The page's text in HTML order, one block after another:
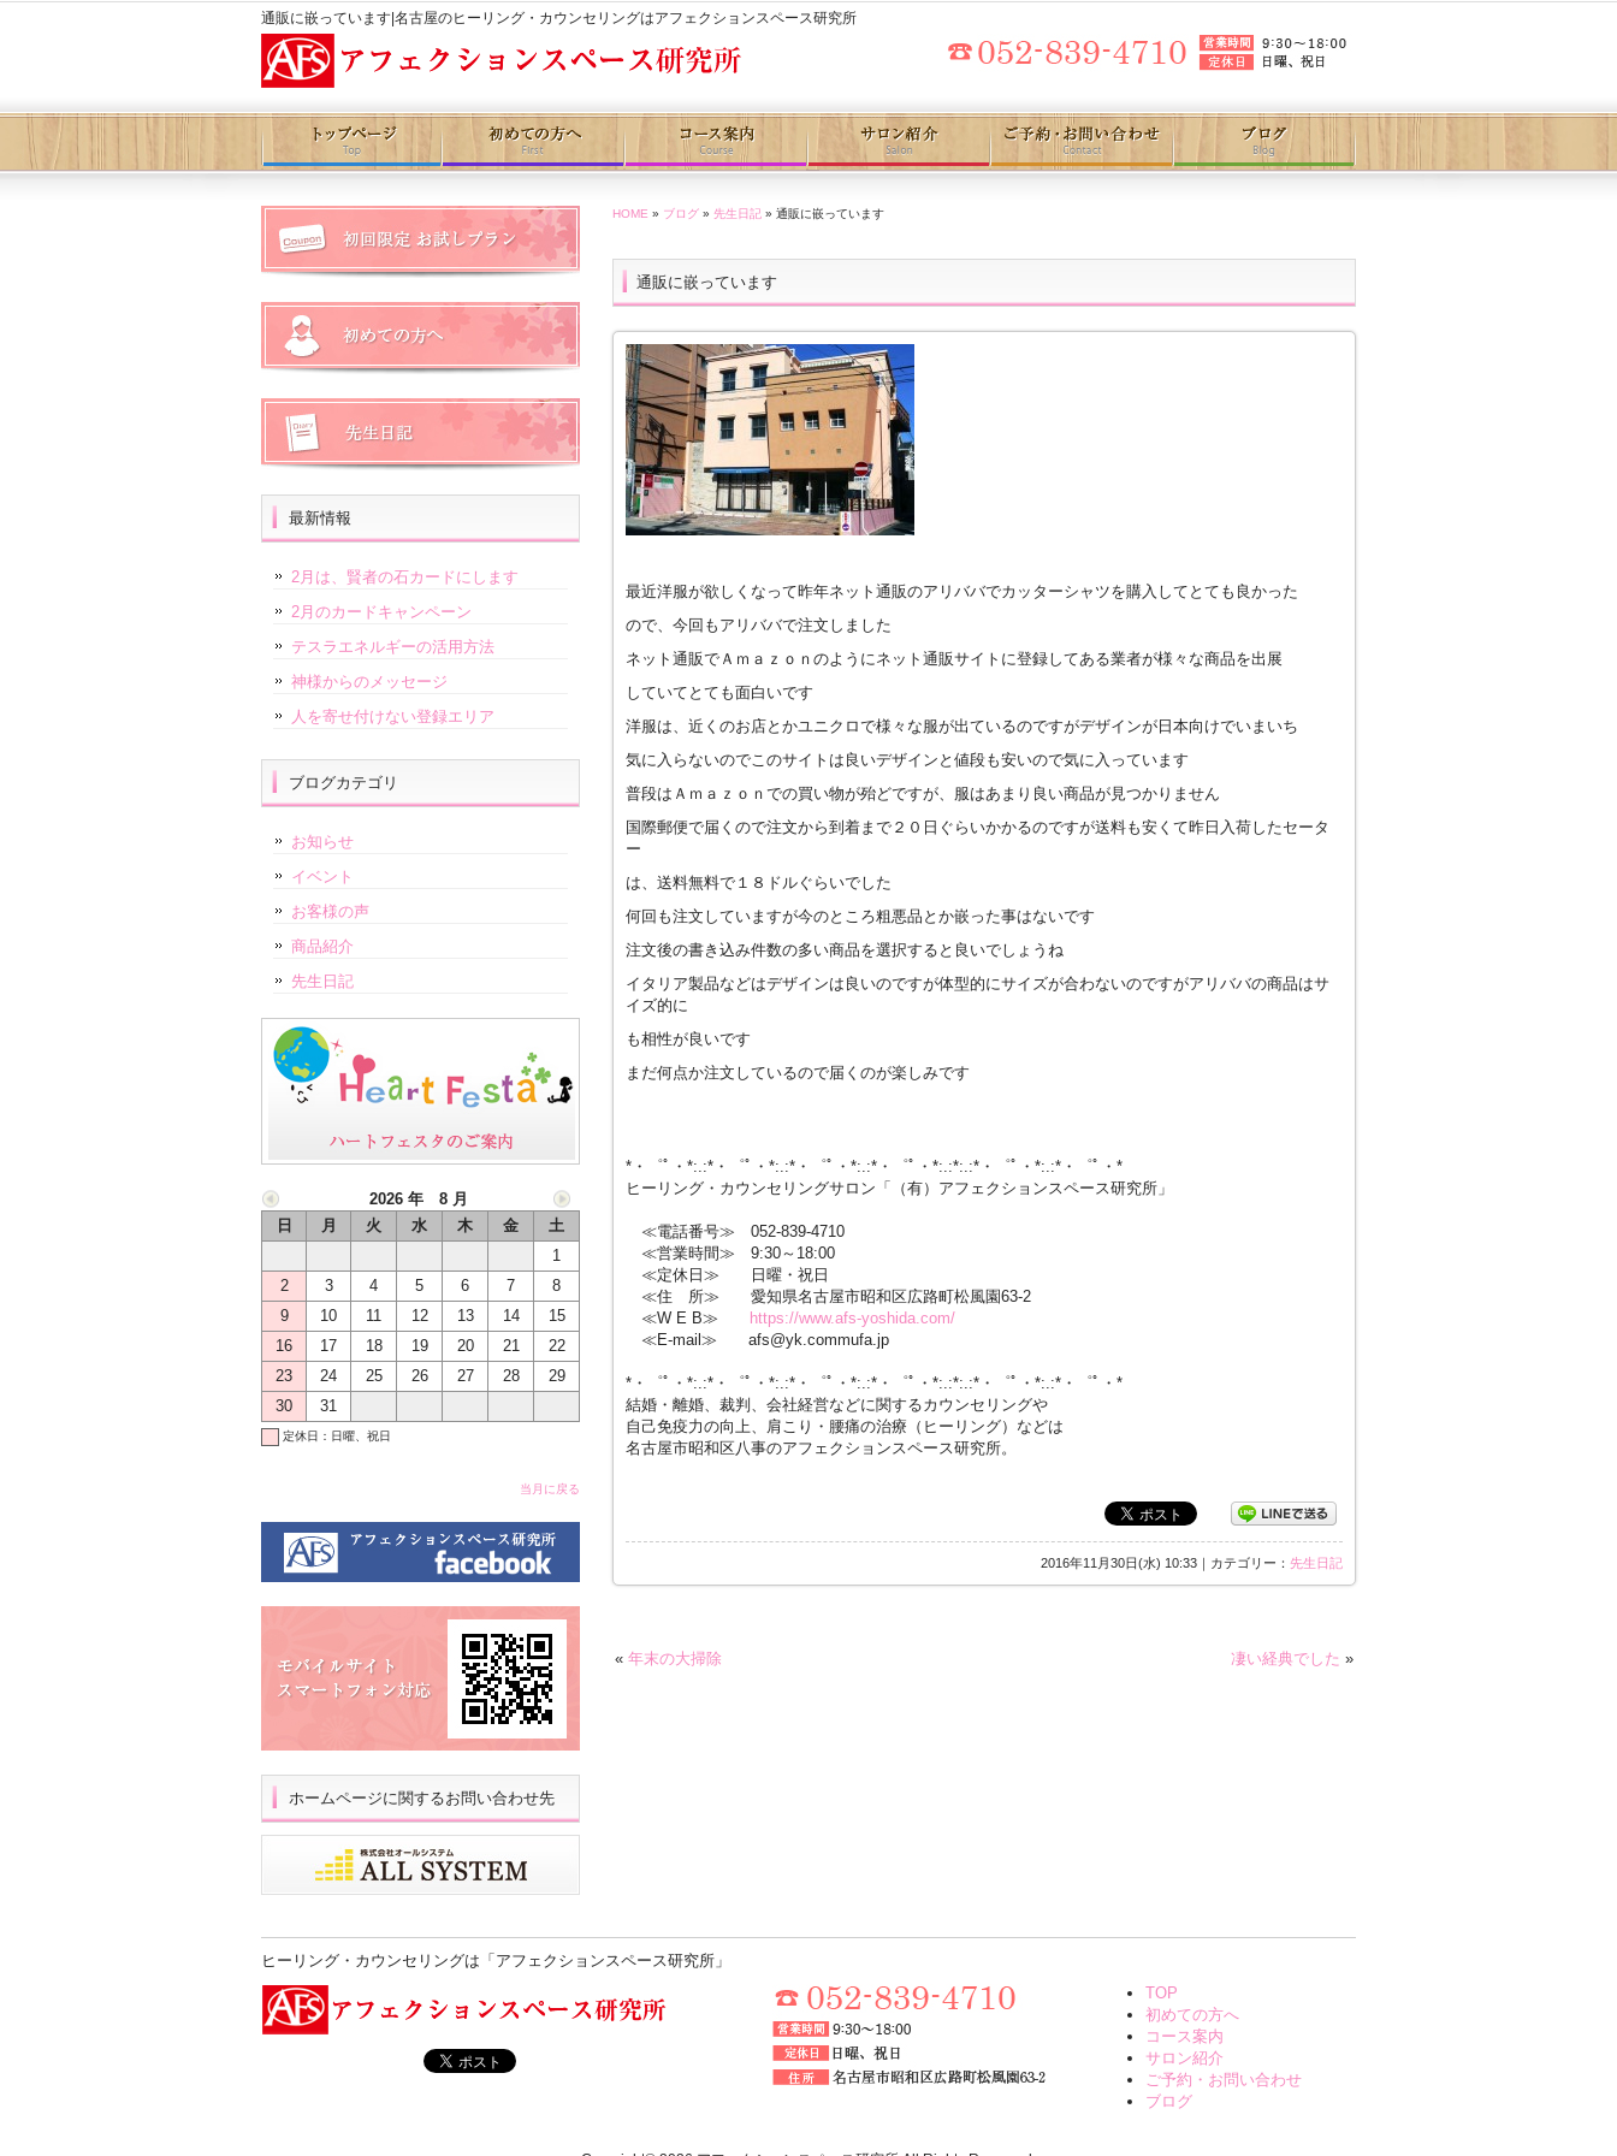
通販に嵌っています|名古屋のヒーリング・カウンセリングはアフェクションスペース研究所
HOME » ブログ » 先生日記 » 通販に嵌っています
通販に嵌っています
最近洋服が欲しくなって昨年ネット通販のアリババでカッターシャツを購入してとても良かった
ので、今回もアリババで注文しました
ネット通販でＡｍａｚｏｎのようにネット通販サイトに登録してある業者が様々な商品を出展
していてとても面白いです
洋服は、近くのお店とかユニクロで様々な服が出ているのですがデザインが日本向けでいまいち
気に入らないのでこのサイトは良いデザインと値段も安いので気に入っています
普段はＡｍａｚｏｎでの買い物が殆どですが、服はあまり良い商品が見つかりません
国際郵便で届くので注文から到着まで２０日ぐらいかかるのですが送料も安くて昨日入荷したセータ
ー
は、送料無料で１８ドルぐらいでした
何回も注文していますが今のところ粗悪品とか嵌った事はないです
注文後の書き込み件数の多い商品を選択すると良いでしょうね
イタリア製品などはデザインは良いのですが体型的にサイズが合わないのですがアリババの商品はサ
イズ的に
も相性が良いです
まだ何点か注文しているので届くのが楽しみです
*・゜ﾟ・*:.:*・゜ﾟ・*:.:*・゜ﾟ・*:.:*・゜ﾟ・*:.:*:.:*・゜ﾟ・*:.:*・゜ﾟ・*
ヒーリング・カウンセリングサロン「（有）アフェクションスペース研究所」
≪電話番号≫ 052-839-4710
≪営業時間≫ 9:30～18:00
≪定休日≫ 日曜・祝日
≪住 所≫ 愛知県名古屋市昭和区広路町松風園63-2
≪W E B≫
https://www.afs-yoshida.com/
≪E-mail≫ afs@yk.commufa.jp
*・゜ﾟ・*:.:*・゜ﾟ・*:.:*・゜ﾟ・*:.:*・゜ﾟ・*:.:*:.:*・゜ﾟ・*:.:*・゜ﾟ・*
結婚・離婚、裁判、会社経営などに関するカウンセリングや
自己免疫力の向上、肩こり・腰痛の治療（ヒーリング）などは
名古屋市昭和区八事のアフェクションスペース研究所。
2016年11月30日(水) 10:33｜カテゴリー： 先生日記
« 年末の大掃除 凄い経典でした »
最新情報
2月は、賢者の石カードにします
2月のカードキャンペーン
テスラエネルギーの活用方法
神様からのメッセージ
人を寄せ付けない登録エリア
ブログカテゴリ
お知らせ
イベント
お客様の声
商品紹介
先生日記
2026 年 8 月
日
月 火 水 木 金
土
1
2
3 4 5 6 7
8
9
10 11 12 13 14
15
16
17 18 19 20 21
22
23
24 25 26 27 28
29
30
31
定休日：日曜、祝日
当月に戻る
ホームページに関するお問い合わせ先
ヒーリング・カウンセリングは「アフェクションスペース研究所」
TOP
初めての方へ
コース案内
サロン紹介
ご予約・お問い合わせ
ブログ